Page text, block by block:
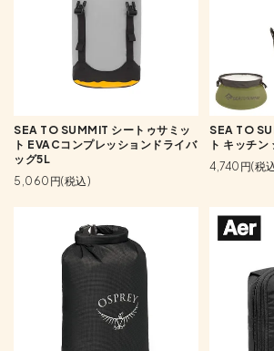
SEA TO SUMMIT シートゥサミッ
ト EVACコンプレッションドライバ
ッグ5L
5,060円(税込)
SEA TO
ト キッチ
4,740円(税